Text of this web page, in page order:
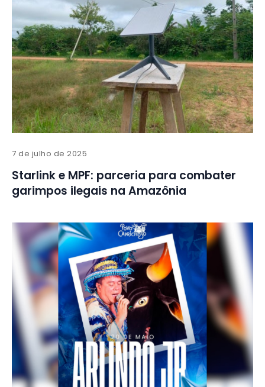
7 de julho de 2025
Starlink e MPF: parceria para combater
garimpos ilegais na Amazônia